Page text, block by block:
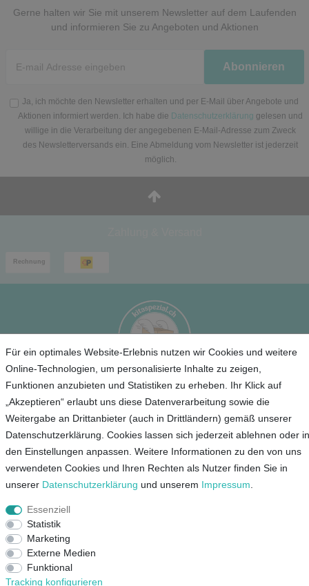
Gerne halten wir Sie mit unserem Newsletter auf dem Laufenden
und informieren Sie zu Angeboten und Aktionen
Honig
Abonnieren
Ja, ich möchte den Newsletter erhalten und per E-Mail über Angebote und
Aktionen informiert werden. Ich habe die Datenschutzerklärung gelesen und
willige in die Verarbeitung der angegebenen E-Mail-Adresse zum Zweck
des Newsletterversands ein. Eine Abmeldung vom Newsletter ist jederzeit
möglich.
Für ein optimales Website-Erlebnis nutzen wir Cookies und weitere
Online-Technologien, um personalisierte Inhalte zu zeigen,
Funktionen anzubieten und Statistiken zu erheben. Ihr Klick auf
„Akzeptieren“ erlaubt uns diese Datenverarbeitung sowie die
Weitergabe an Drittanbieter (auch in Drittländern) gemäß unserer
Datenschutzerklärung. Cookies lassen sich jederzeit ablehnen oder in
den Einstellungen anpassen. Weitere Informationen zu den von uns
verwendeten Cookies und Ihren Rechten als Nutzer finden Sie in
unserer Daten­schutz­erklärung und unserem Impressum
Essenziell
Statistik
Marketing
Externe Medien
Funktional
Tracking konfigurieren
Service
Unternehmen
Kontakt
AGB
Datenschutz
Impressum